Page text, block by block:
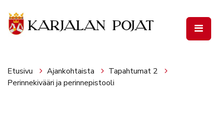
Etusivu Ajankohtaista
Tapahtumat 2
Perinnekivääri ja perinnepistooli